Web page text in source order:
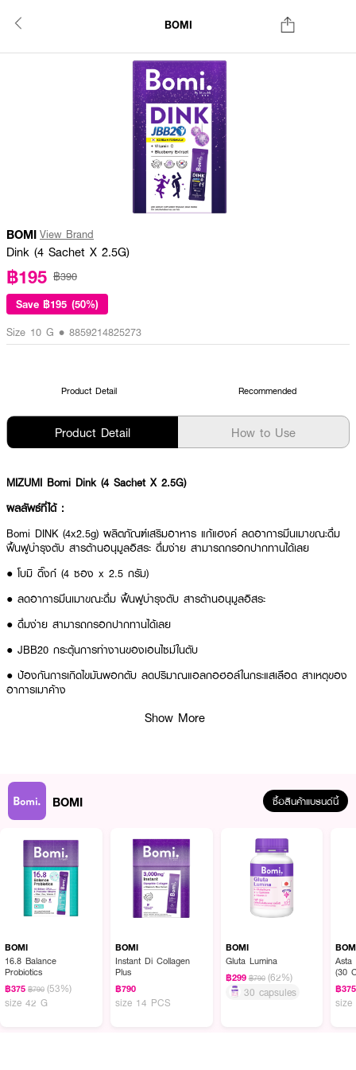
BOMI
BOMI View Brand
Dink (4 Sachet X 2.5G)
฿195 ฿390
Save ฿195 (50%)
Size 10 G • 8859214825273
Product Detail Recommended
Product Detail How to Use
MIZUMI Bomi Dink (4 Sachet X 2.5G)
ผลลัพธ์ที่ได้ :
Bomi DINK (4x2.5g) ผลิตภัณฑ์เสริมอาหาร แก้แฮงค์ ลดอาการมึนเมาขณะดื่ม
ฟื้นฟูบำรุงตับ สารต้านอนุมูลอิสระ ดื่มง่าย สามารถกรอกปากทานได้เลย
● โบมิ ดิ๊งก์ (4 ซอง x 2.5 กรัม)
● ลดอาการมึนเมาขณะดื่ม ฟื้นฟูบำรุงตับ สารต้านอนุมูลอิสระ
● ดื่มง่าย สามารถกรอกปากทานได้เลย
● JBB20 กระตุ้นการทำงานของเอนไซม์ในตับ
● ป้องกันการเกิดไขมันพอกตับ ลดปริมาณแอลกอฮอล์ในกระแสเลือด สาเหตุของ
อาการเมาค้าง
● L-Glutathione ช่วยขับสารพิษ และต้านอนุมูลอิสระของเซลล์ ปกป้องเซลล์ให้
● Blueberry Extract : มีสารต้านอนุมูลอิสระ
● ฮาลาล
● สูตรคอแข็ง ตื่นเช้ามาไม่แฮงค์ : ฉีกซองกรอกปาก รับประทานก่อนหรือหลังดื่ม
แอลกอฮอล์
● สูตรฟื้นฟูบำรุงตับ : ฉีกซองกรอกปาก รับประทานหลังมื้ออาหาร
ข้อควรระวัง : ไม่รับประทานพร้อมยาหรือวิตามมินอื่นๆ หรือ รับประทานห่างจาก
Show More
BOMI ซื้อสินค้าแบรนด์นี้
BOMI
16.8 Balance
Probiotics
฿375 ฿790 (53%)
size 42 G
BOMI
Instant Di Collagen
Plus
฿790
size 14 PCS
BOMI
Gluta Lumina
฿299 ฿790 (62%)
30 capsules
Asta
(30
฿375
size